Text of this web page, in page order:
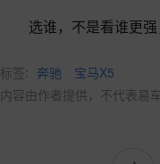
选谁，不是看谁更
标签: 奔驰
宝马X5
内容由作者提供，不代表易